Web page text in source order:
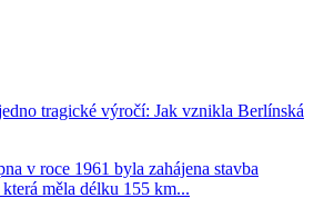
tragické výročí: Jak vznikla Berlínská
v roce 1961 byla zahájena stavba
měla délku 155 km...